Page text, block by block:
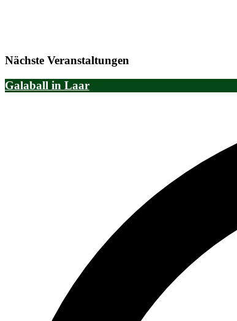
Nächste Veranstaltungen
Galaball in Laar